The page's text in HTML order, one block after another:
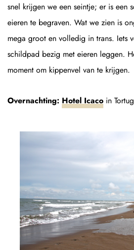
snel krijgen we een seintje; er is een
eieren te begraven. Wat we zien is
mega groot en volledig in trans. Iets
schildpad bezig met eieren leggen.
moment om kippenvel van te krijgen.
Overnachting: Hotel Icaco in